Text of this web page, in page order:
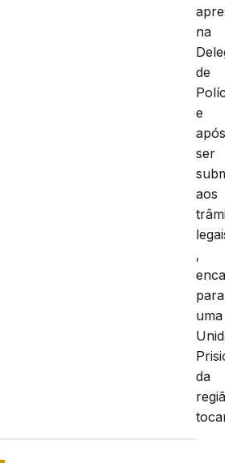
na
de
e
ser
aos
,
para
uma
da